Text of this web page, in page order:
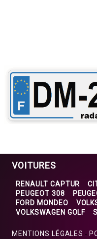
VOITURES
RENAULT CAPTUR
PEUGEOT 308
FORD MONDEO
VOLKSWAGEN GOLF
MENTIONS LÉGALES -